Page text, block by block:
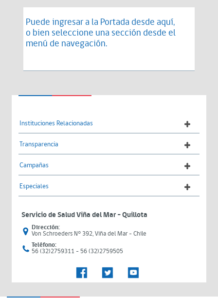
Puede ingresar a la Portada desde aquí,
o bien seleccione una sección desde el
menú de navegación.
Instituciones Relacionadas
Transparencia
Campañas
Especiales
Servicio de Salud Viña del Mar – Quillota
Dirección:
Von Schroeders N° 392, Viña del Mar - Chile
Teléfono:
56 (32)2759311 - 56 (32)2759505